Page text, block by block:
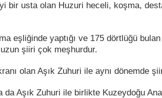
bir usta olan Huzuri heceli, koşma,
eşliğinde yaptığı ve 175 dörtlüğü
şiiri çok meşhurdur.
olan Aşık Zuhuri ile aynı dönemde
da Aşık Zuhuri ile birlikte Kuzeydoğu